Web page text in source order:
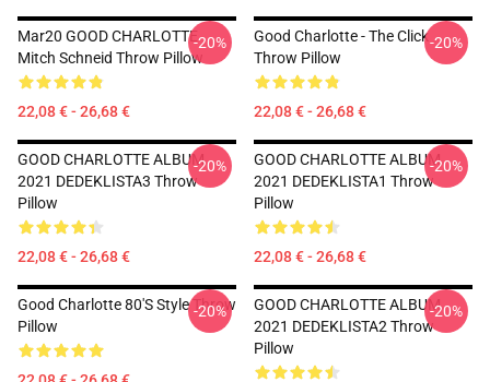
Mar20 GOOD CHARLOTTE
Mitch Schneid Throw Pillow
22,08 € - 26,68 €
-20%
Good Charlotte - The Click
Throw Pillow
22,08 € - 26,68 €
-20%
GOOD CHARLOTTE ALBUM
2021 DEDEKLISTA3 Throw
Pillow
22,08 € - 26,68 €
-20%
GOOD CHARLOTTE ALBUM
2021 DEDEKLISTA1 Throw
Pillow
22,08 € - 26,68 €
-20%
Good Charlotte 80's Style Throw
Pillow
-20%
GOOD CHARLOTTE ALBUM
2021 DEDEKLISTA2 Throw
Pillow
-20%